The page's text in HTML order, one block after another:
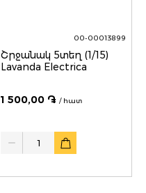
00-00013899
Շրջանակ 5տեղ (1/15)
Lavanda Electrica
1 500,00 ֏ / հատ
Quantity